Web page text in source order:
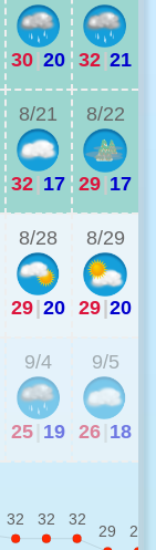
30|20 32|21
8/21
32| 17
8/22
29|17
8/28
29|20
8/29
29|20
9/4
25 19
9/5
26 18